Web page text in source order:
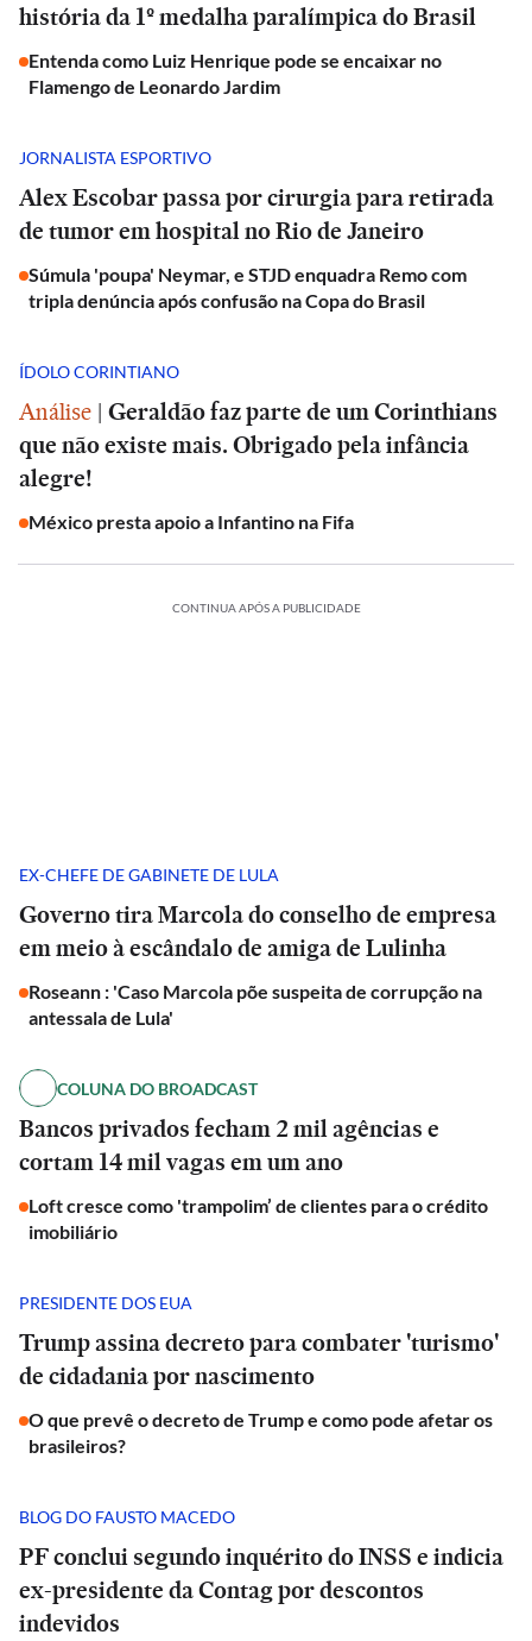
história da 1º medalha paralímpica do Brasil
Entenda como Luiz Henrique pode se encaixar no
Flamengo de Leonardo Jardim
JORNALISTA ESPORTIVO
Alex Escobar passa por cirurgia para retirada
de tumor em hospital no Rio de Janeiro
Súmula 'poupa' Neymar, e STJD enquadra Remo com
tripla denúncia após confusão na Copa do Brasil
ÍDOLO CORINTIANO
Análise | Geraldão faz parte de um Corinthians
que não existe mais. Obrigado pela infância
alegre!
México presta apoio a Infantino na Fifa
CONTINUA APÓS A PUBLICIDADE
EX-CHEFE DE GABINETE DE LULA
Governo tira Marcola do conselho de empresa
em meio à escândalo de amiga de Lulinha
Roseann : 'Caso Marcola põe suspeita de corrupção na
antessala de Lula'
COLUNA DO BROADCAST
Bancos privados fecham 2 mil agências e
cortam 14 mil vagas em um ano
Loft cresce como 'trampolim’ de clientes para o crédito
imobiliário
PRESIDENTE DOS EUA
Trump assina decreto para combater 'turismo'
de cidadania por nascimento
O que prevê o decreto de Trump e como pode afetar os
brasileiros?
BLOG DO FAUSTO MACEDO
PF conclui segundo inquérito do INSS e indicia
ex-presidente da Contag por descontos
indevidos